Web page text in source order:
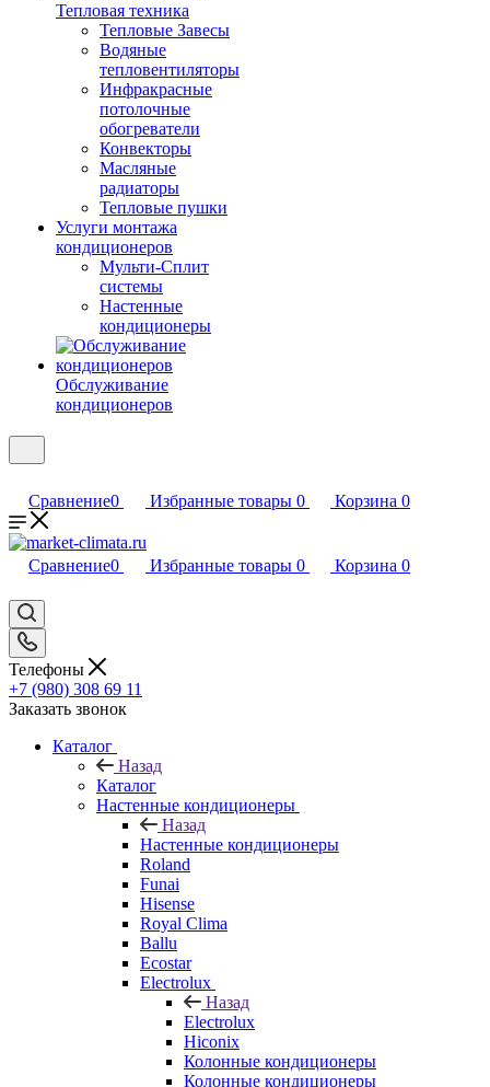
Тепловая техника
Тепловые Завесы
Водяные
тепловентиляторы
Инфракрасные
потолочные
обогреватели
Конвекторы
Масляные
радиаторы
Тепловые пушки
Услуги монтажа
кондиционеров
Мульти-Сплит
системы
Настенные
кондиционеры
Обслуживание
кондиционеров
Сравнение0 Избранные товары 0 Корзина 0
Сравнение0 Избранные товары 0 Корзина 0
Телефоны
+7 (980) 308 69 11
Заказать звонок
Каталог
Назад
Каталог
Настенные кондиционеры
Назад
Настенные кондиционеры
Roland
Funai
Hisense
Royal Clima
Ballu
Ecostar
Electrolux
Назад
Electrolux
Hiconix
Колонные кондиционеры
Колонные кондиционеры